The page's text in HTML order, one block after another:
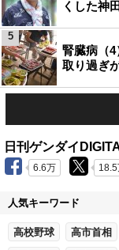
くした神
腎臓病（
取り過ぎ
5
日刊ゲンダイ
6.6万
人気キーワード
高校野球 高市首相